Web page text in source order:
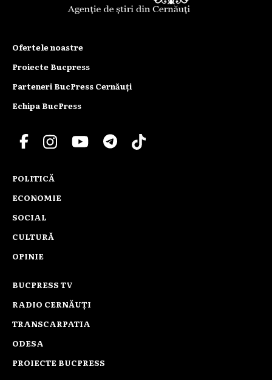
Ofertele noastre
Proiecte Bucpress
Parteneri BucPress Cernăuți
Echipa BucPress
POLITICĂ
ECONOMIE
SOCIAL
CULTURĂ
OPINIE
BUCPRESS TV
RADIO CERNĂUȚI
TRANSCARPATIA
ODESA
PROIECTE BUCPRESS